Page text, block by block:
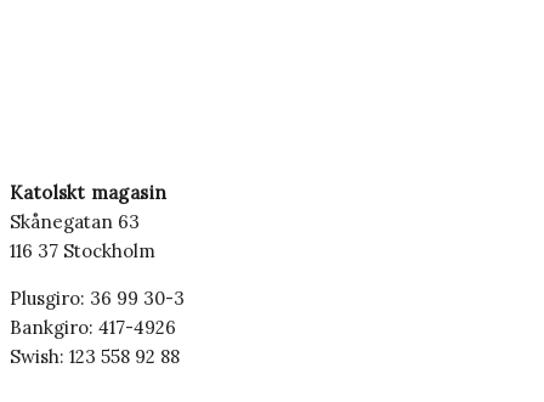
Katolskt magasin
Skånegatan 63
116 37 Stockholm
Plusgiro: 36 99 30-3
Bankgiro: 417-4926
Swish: 123 558 92 88